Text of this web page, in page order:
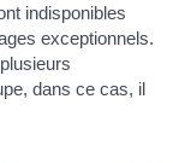
indisponibles
exceptionnels.
dans ce cas, il